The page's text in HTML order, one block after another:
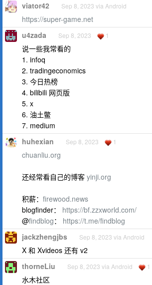
viator42 Sep 8, 2023 via Android
https://super-game.net
u4zada Sep 8, 2023 1
说一些我常看的
1. infoq
2. tradingeconomics
3. 今日热榜
4. bilibili 网页版
5. x
6. 油土鳖
7. medium
huhexian Sep 8, 2023 1
chuanliu.org
还经常看自己的博客 yinji.org
积薪： firewood.news
blogfinder： https://bf.zzxworld.com/
@findblog： https://t.me/findblog
jackzhengjbs Sep 8, 2023 via Android
X 和 Xvideos 还有 v2
thorneLiu Sep 8, 2023 via Android 1
水木社区